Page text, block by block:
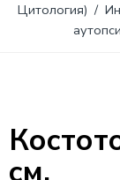
Цитология) /